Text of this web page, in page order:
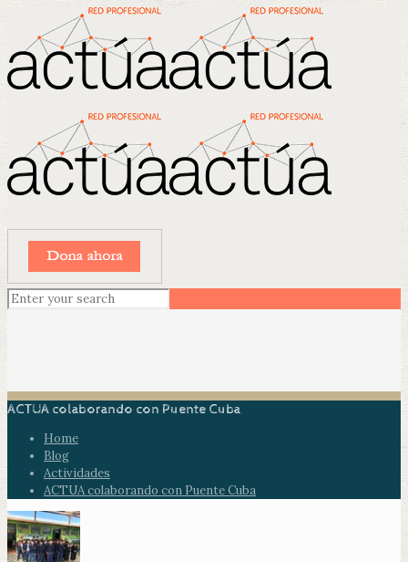
ACTUA colaborando con Puente Cuba
Home
Blog
Actividades
ACTUA colaborando con Puente Cuba